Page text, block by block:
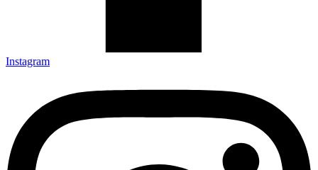
Instagram